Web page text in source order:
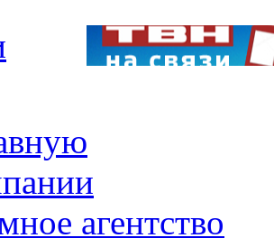
агентство